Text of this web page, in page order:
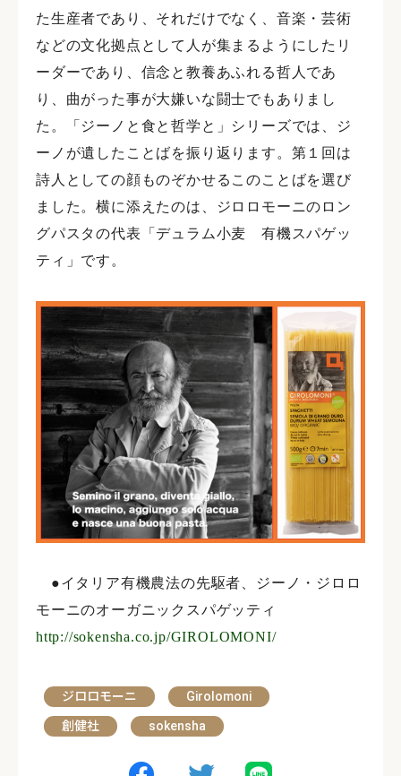
た生産者であり、それだけでなく、音楽・芸術
などの文化拠点として人が集まるようにしたリ
ーダーであり、信念と教養あふれる哲人であ
り、曲がった事が大嫌いな闘士でもありまし
た。「ジーノと食と哲学と」シリーズでは、ジ
ーノが遺したことばを振り返ります。第１回は
詩人としての顔ものぞかせるこのことばを選び
ました。横に添えたのは、ジロロモーニのロン
グパスタの代表「デュラム小麦 有機スパゲッ
ティ」です。
●イタリア有機農法の先駆者、ジーノ・ジロロ
モーニのオーガニックスパゲッティ
http://sokensha.co.jp/GIROLOMONI/
ジロロモーニ Girolomoni
創健社 sokensha